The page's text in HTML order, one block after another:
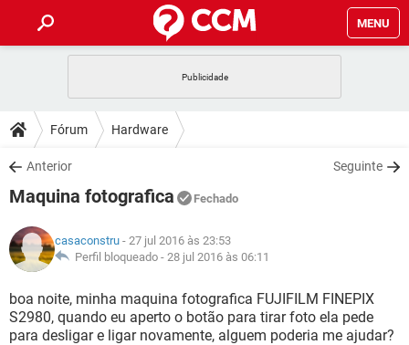
MENU
CELULAR
OUTLOOK
INSTAGRAM GMAIL
GUIA DE COMPRAS
DICAS
JOGOS
INSTAGRAM GMAIL
GUIA DE COMPRAS
DOWNLOADS
JOGOS WHATSAPP
CELULAR
OUTLOOK EXCEL
INSTAGRAM GMAIL
GUIA DE COMPRAS
FÓRUM
JOGOS WHATSAPP
CELULAR
OUTLOOK EXCEL
INSTAGRAM GMAIL
GLOSSÁRIO
WHATSAPP
CELULAR FACEBOOK
Fórum Hardware
Anterior Seguinte
Maquina fotografica Fechado
casaconstru - 27 jul 2016 às 23:53
Perfil bloqueado - 28 jul 2016 às 06:11
boa noite, minha maquina fotografica FUJIFILM FINEPIX
S2980, quando eu aperto o botão para tirar foto ela pede
para desligar e ligar novamente, alguem poderia me ajudar?